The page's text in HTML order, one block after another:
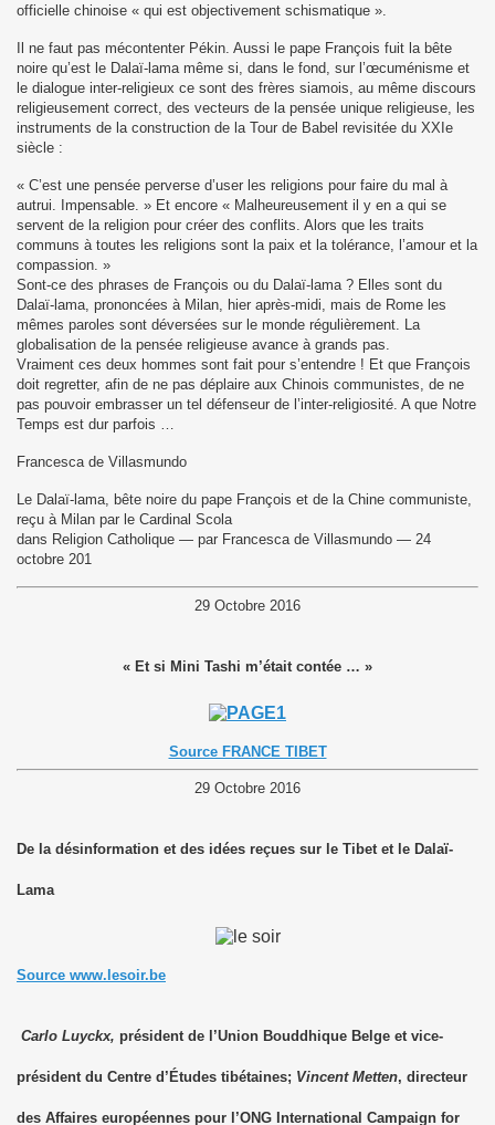
officielle chinoise « qui est objectivement schismatique ».
Il ne faut pas mécontenter Pékin. Aussi le pape François fuit la bête
noire qu’est le Dalaï-lama même si, dans le fond, sur l’œcuménisme et
le dialogue inter-religieux ce sont des frères siamois, au même discours
religieusement correct, des vecteurs de la pensée unique religieuse, les
instruments de la construction de la Tour de Babel revisitée du XXIe
siècle :
« C’est une pensée perverse d’user les religions pour faire du mal à
autrui. Impensable. » Et encore « Malheureusement il y en a qui se
servent de la religion pour créer des conflits. Alors que les traits
communs à toutes les religions sont la paix et la tolérance, l’amour et la
compassion. »
Sont-ce des phrases de François ou du Dalaï-lama ? Elles sont du
Dalaï-lama, prononcées à Milan, hier après-midi, mais de Rome les
mêmes paroles sont déversées sur le monde régulièrement. La
globalisation de la pensée religieuse avance à grands pas.
Vraiment ces deux hommes sont fait pour s’entendre ! Et que François
doit regretter, afin de ne pas déplaire aux Chinois communistes, de ne
pas pouvoir embrasser un tel défenseur de l’inter-religiosité. A que Notre
Temps est dur parfois …
Francesca de Villasmundo
Le Dalaï-lama, bête noire du pape François et de la Chine communiste,
reçu à Milan par le Cardinal Scola
dans Religion Catholique — par Francesca de Villasmundo — 24
octobre 201
29 Octobre 2016
« Et si Mini Tashi m’était contée … »
Source FRANCE TIBET
29 Octobre 2016
De la désinformation et des idées reçues sur le Tibet et le Dalaï-
Lama
Source www.lesoir.be
Carlo Luyckx, président de l’Union Bouddhique Belge et vice-
président du Centre d’Études tibétaines; Vincent Metten, directeur
des Affaires européennes pour l’ONG International Campaign for